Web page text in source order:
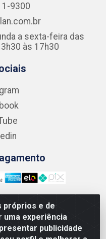
próprios e de
experiência
publicidade
9300
a sexta-feira das
às 17h30
18.217.682/0001-54 -
58 - Bultrins, Olinda/PE